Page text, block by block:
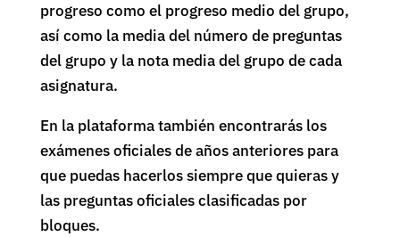
progreso como el progreso medio del grupo,
así como la media del número de preguntas
del grupo y la nota media del grupo de cada
asignatura.
En la plataforma también encontrarás los
exámenes oficiales de años anteriores para
que puedas hacerlos siempre que quieras y
las preguntas oficiales clasificadas por
bloques.